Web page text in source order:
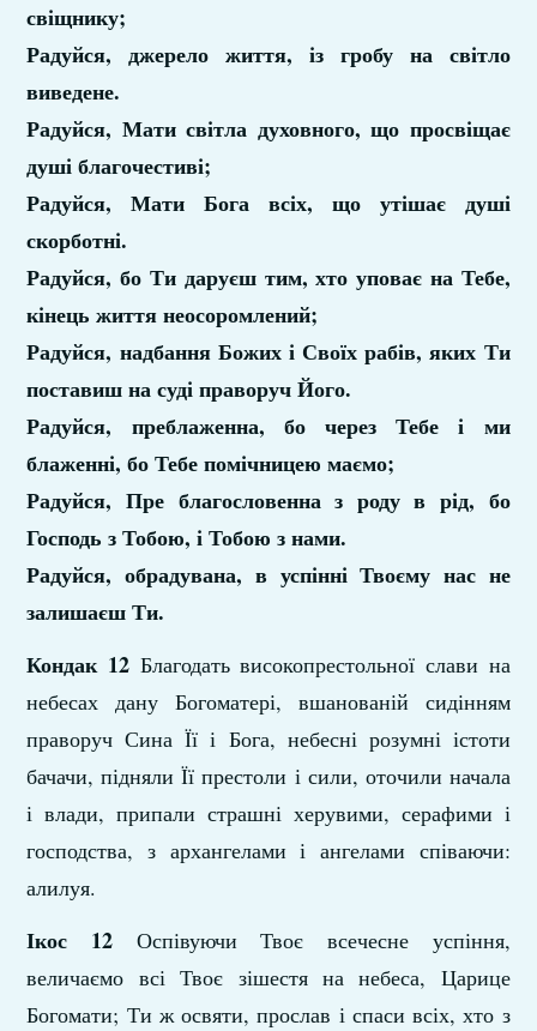
свіщнику;
Радуйся, джерело життя, із гробу на світло
виведене.
Радуйся, Мати світла духовного, що просвіщає
душі благочестиві;
Радуйся, Мати Бога всіх, що утішає душі
скорботні.
Радуйся, бо Ти даруєш тим, хто уповає на Тебе,
кінець життя неосоромлений;
Радуйся, надбання Божих і Своїх рабів, яких Ти
поставиш на суді праворуч Його.
Радуйся, преблаженна, бо через Тебе і ми
блаженні, бо Тебе помічницею маємо;
Радуйся, Пре благословенна з роду в рід, бо
Господь з Тобою, і Тобою з нами.
Радуйся, обрадувана, в успінні Твоєму нас не
залишаєш Ти.
Кондак 12 Благодать високопрестольної слави на
небесах дану Богоматері, вшанованій сидінням
праворуч Сина Її і Бога, небесні розумні істоти
бачачи, підняли Її престоли і сили, оточили начала
і влади, припали страшні херувими, серафими і
господства, з архангелами і ангелами співаючи:
алилуя.
Ікос 12 Оспівуючи Твоє всечесне успіння,
величаємо всі Твоє зішестя на небеса, Царице
Богомати; Ти ж освяти, прослав і спаси всіх, хто з